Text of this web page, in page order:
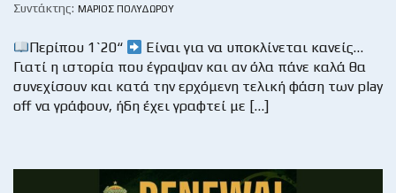
Συντάκτης: ΜΆΡΙΟΣ ΠΟΛΥΔΏΡΟΥ
Περίπου 1`20“
Είναι για να υποκλίνεται κανείς…
Γιατί η ιστορία που έγραψαν και αν όλα πάνε καλά θα
συνεχίσουν και κατά την ερχόμενη τελική φάση των play
off να γράφουν, ήδη έχει γραφτεί με […]